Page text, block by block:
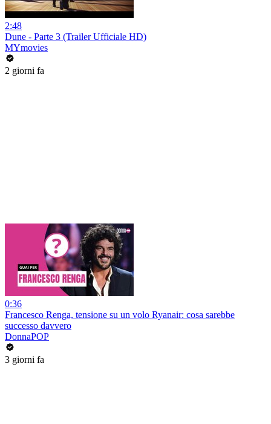
2:48
Dune - Parte 3 (Trailer Ufficiale HD)
MYmovies
2 giorni fa
0:36
Francesco Renga, tensione su un volo Ryanair: cosa sarebbe
successo davvero
DonnaPOP
3 giorni fa